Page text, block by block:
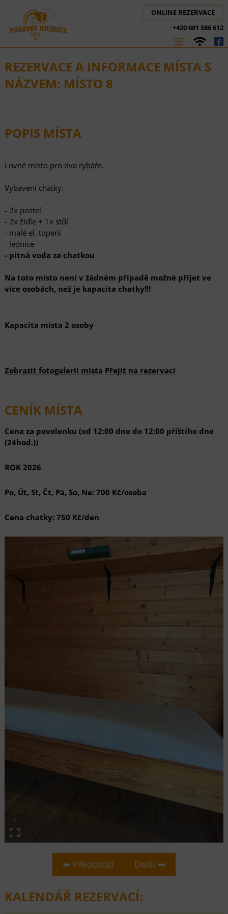
ONLINE REZERVACE
+420 601 586 612
REZERVACE A INFORMACE MÍSTA S
NÁZVEM: MÍSTO 8
POPIS MÍSTA
Lovné místo pro dva rybáře.
Vybavení chatky:
- 2x postel
- 2x židle + 1x stůl
- malé el. topení
- lednice
- pitná voda za chatkou
Na toto místo není v žádném případě možné přijet ve
více osobách, než je kapacita chatky!!!
Kapacita místa 2 osoby
Zobrazit fotogalerii místa Přejít na rezervací
CENÍK MÍSTA
Cena za povolenku (od 12:00 dne do 12:00 příštího dne
(24hod.))
ROK 2026
Po, Út, St, Čt, Pá, So, Ne: 700 Kč/osoba
Cena chatky: 750 Kč/den
⬅ Předchozí Další ➡
KALENDÁŘ REZERVACÍ: